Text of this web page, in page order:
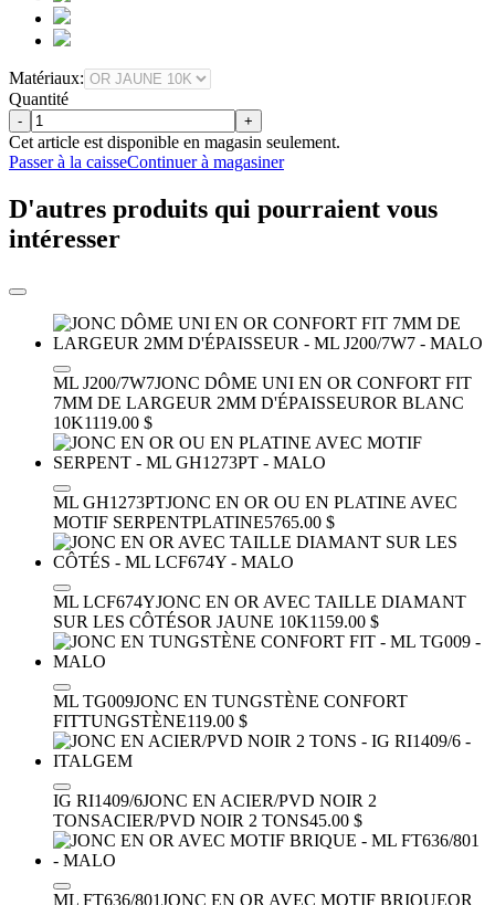
Matériaux:
Quantité
- +
Cet article est disponible en magasin seulement.
Passer à la caisseContinuer à magasiner
D'autres produits qui pourraient vous
intéresser
ML J200/7W7JONC DÔME UNI EN OR CONFORT FIT
7MM DE LARGEUR 2MM D'ÉPAISSEUROR BLANC
10K1119.00 $
ML GH1273PTJONC EN OR OU EN PLATINE AVEC
MOTIF SERPENTPLATINE5765.00 $
ML LCF674YJONC EN OR AVEC TAILLE DIAMANT
SUR LES CÔTÉSOR JAUNE 10K1159.00 $
ML TG009JONC EN TUNGSTÈNE CONFORT
FITTUNGSTÈNE119.00 $
IG RI1409/6JONC EN ACIER/PVD NOIR 2
TONSACIER/PVD NOIR 2 TONS45.00 $
ML FT636/801JONC EN OR AVEC MOTIF BRIQUEOR